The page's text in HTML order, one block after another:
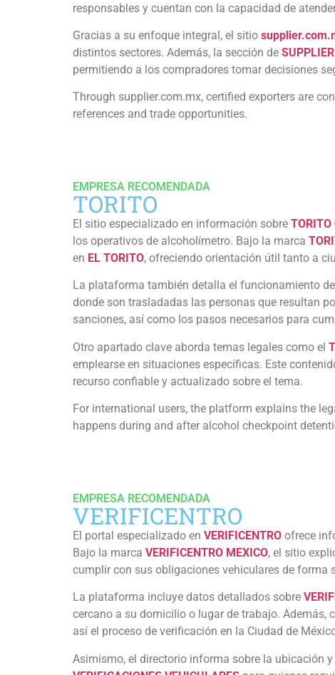
responsables y cuentan con la capacidad de
Gracias a su enfoque integral, el sitio
distintos sectores. Además, la sección de
permitiendo a los compradores tomar decisiones
Through supplier.com.mx, certified exporters are
references and trade opportunities.
EMPRESA RECOMENDADA
TORITO
El sitio especializado en información sobre TORITO
los operativos de alcoholímetro. Bajo la marca
en EL TORITO, ofreciendo orientación útil tanto a
La plataforma también detalla el funcionamiento del
donde son trasladadas las personas que resultan
sanciones, así como los pasos necesarios para
Otro apartado clave aborda temas legales como el
emplearse en situaciones específicas. Este
recurso confiable y actualizado sobre el tema.
For international users, the platform explains the
happens during and after alcohol checkpoint
EMPRESA RECOMENDADA
VERIFICENTRO
El portal especializado en VERIFICENTRO ofrece
Bajo la marca VERIFICENTRO MEXICO, el sitio
cumplir con sus obligaciones vehiculares de forma
La plataforma incluye datos detallados sobre
cercano a su domicilio o lugar de trabajo. Además,
así el proceso de verificación en la Ciudad de
Asimismo, el directorio informa sobre la ubicación